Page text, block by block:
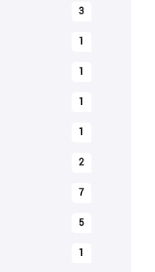
3
1
1
1
1
2
7
5
1